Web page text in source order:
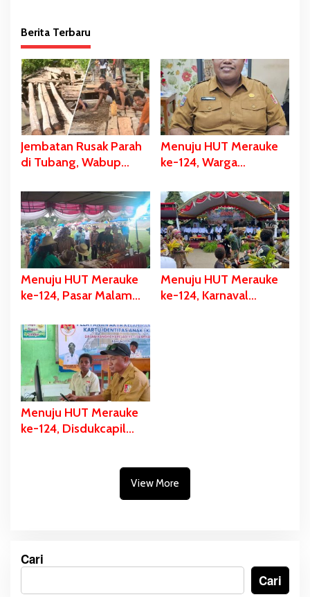
Berita Terbaru
Jembatan Rusak Parah
di Tubang, Wabup
dan Eksekusi Berikan
Bantuan Dana
Perbaikan
Menuju HUT Merauke
ke-124, Warga
Akan Dapat Kado
Spesial
Menuju HUT Merauke
ke-124, Pasar Malam
Berpartisipasi Dalam
Bazar Kuliner
Menuju HUT Merauke
ke-124, Karnaval
Menuju HUT Merauke
ke-124, Disdukcapil
View More
Cari
Cari